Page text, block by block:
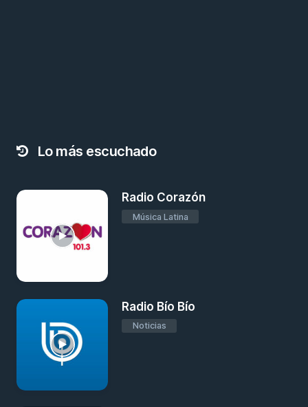
Lo más escuchado
Radio Corazón
Música Latina
Radio Bío Bío
Noticias